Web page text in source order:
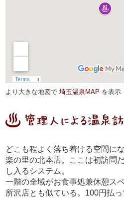
より大きな地図で埼玉温泉MAP を表示
どこも程よく落ち着ける空間に
楽の里の北本店。ここは初訪問
し入るシステム。
一階の全域がお食事処兼休憩ス
所沢店とも似ている。100円払